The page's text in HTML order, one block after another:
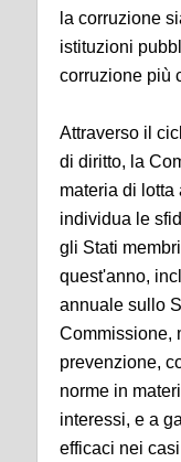
la corruzione
istituzioni
corruzione più
Attraverso il
di diritto, la
materia di
individua le
gli Stati
quest'anno,
annuale sullo
Commissione,
prevenzione,
norme in
interessi, e a
efficaci nei